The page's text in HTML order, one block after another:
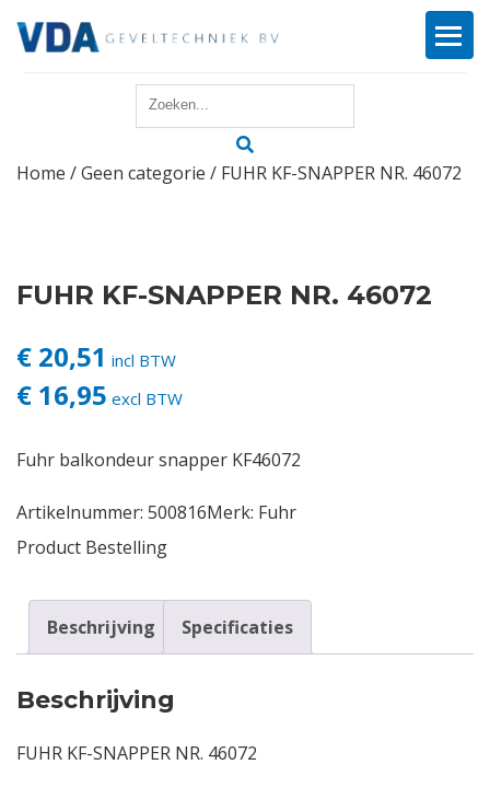
Reparatie
Merken
Producten
Contact
Login
Vacatures
Home /Geen categorie / FUHR KF-SNAPPER NR. 46072
FUHR KF-SNAPPER NR. 46072
€ 20,51 incl BTW
€ 16,95 excl BTW
Fuhr balkondeur snapper KF46072
Artikelnummer: 500816Merk: Fuhr
Product Bestelling
Beschrijving Specificaties
Beschrijving
FUHR KF-SNAPPER NR. 46072